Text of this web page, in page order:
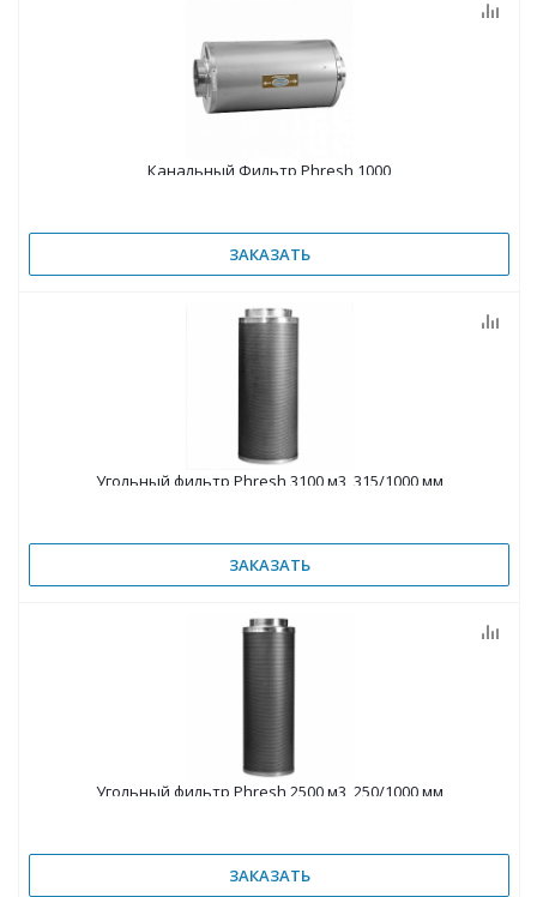
Канальный Фильтр Phresh 1000
ЗАКАЗАТЬ
Угольный фильтр Phresh 3100 м3, 315/1000 мм
ЗАКАЗАТЬ
Угольный фильтр Phresh 2500 м3, 250/1000 мм
ЗАКАЗАТЬ